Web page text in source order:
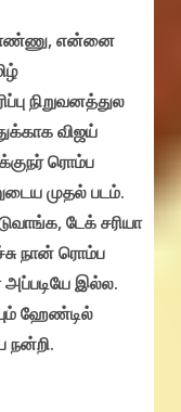
என்னை
நிறுவனத்துல
விஜய்
ரொம்ப
முதல் படம்.
டேக் சரியா
நான் ரொம்ப
இல்ல.
ஹேண்டில்